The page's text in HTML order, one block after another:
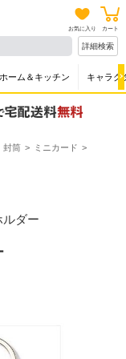
お気に入り カート
詳細検索
ホーム＆キッチン キャラク
封筒
ミニカード
ダー